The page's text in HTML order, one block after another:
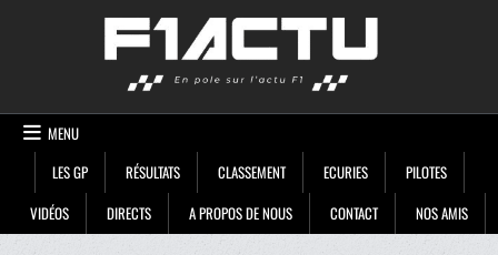
MENU
LES GP
RÉSULTATS CLASSEMENT ECURIES
PILOTES
VIDÉOS
DIRECTS A PROPOS DE NOUS CONTACT NOS AMIS